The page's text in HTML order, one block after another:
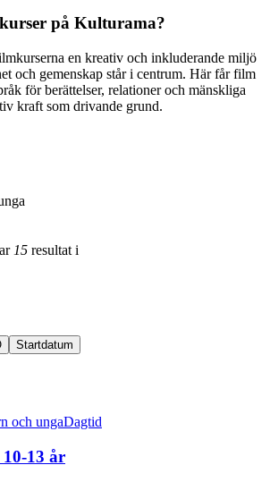
på Kulturama?
en kreativ och inkluderande miljö
och gemenskap står i centrum. Här får film
för berättelser, relationer och mänskliga
kraft som drivande grund.
15 resultati
Startdatum
och ungaDagtid
13 år